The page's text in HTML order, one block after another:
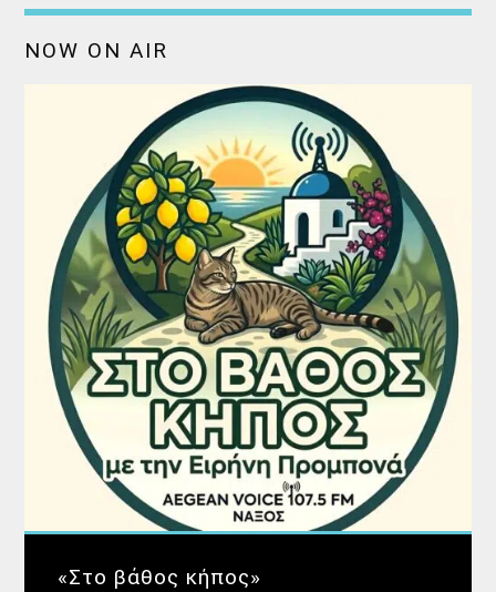
NOW ON AIR
«Στο βάθος κήπος»